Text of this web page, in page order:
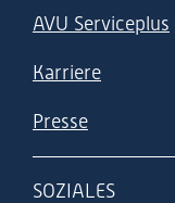
AVU Serviceplus
Karriere
Presse
SOZIALES